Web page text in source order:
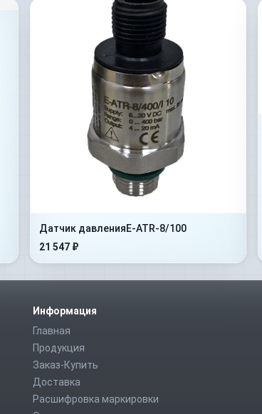
Датчик давленияE-ATR-8/100
21 547 ₽
Информация
Главная
Продукция
Заказ-Купить
Доставка
Расшифровка маркировки